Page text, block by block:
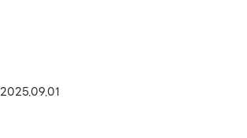
2025.09.01